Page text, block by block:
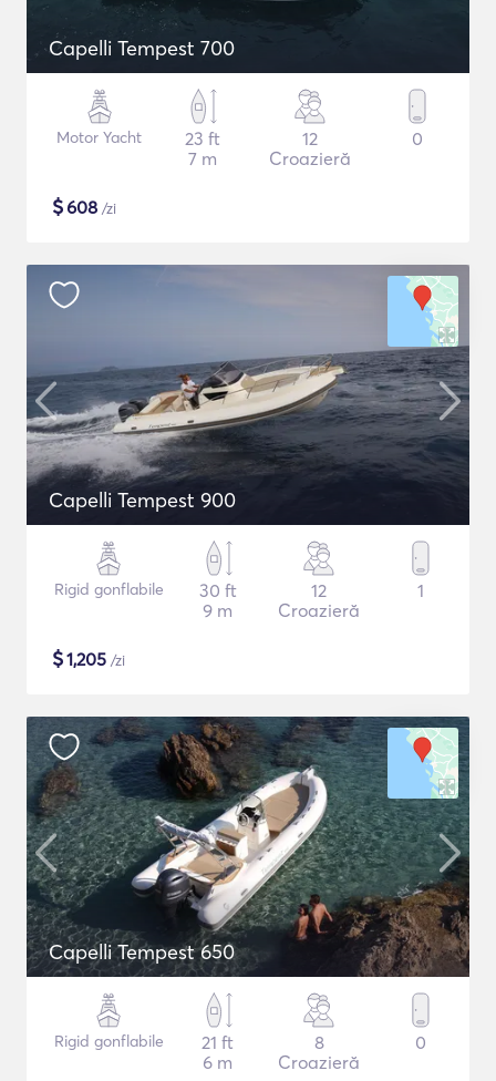
Capelli Tempest 700
Motor Yacht
23 ft
7 m
12
Croazieră
0
$608 /zi
Capelli Tempest 900
Rigid gonflabile
30 ft
9 m
12
Croazieră
1
$1,205 /zi
Capelli Tempest 650
Rigid gonflabile
21 ft
6 m
8
Croazieră
0